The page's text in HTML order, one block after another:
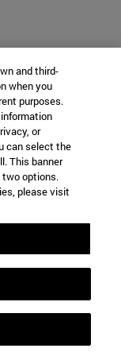
and third-
when you
purposes.
or
can select the
This banner
two options.
please visit